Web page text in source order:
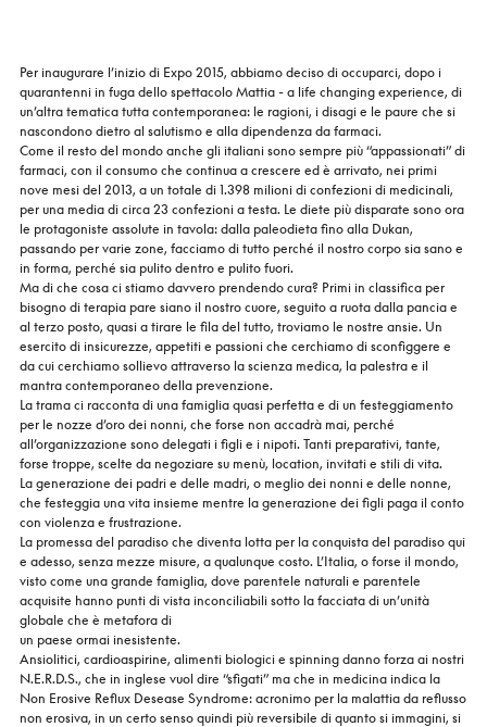
Per inaugurare l’inizio di Expo 2015, abbiamo deciso di occuparci, dopo i
quarantenni in fuga dello spettacolo Mattia - a life changing experience, di
un’altra tematica tutta contemporanea: le ragioni, i disagi e le paure che si
nascondono dietro al salutismo e alla dipendenza da farmaci.
Come il resto del mondo anche gli italiani sono sempre più “appassionati” di
farmaci, con il consumo che continua a crescere ed è arrivato, nei primi
nove mesi del 2013, a un totale di 1.398 milioni di confezioni di medicinali,
per una media di circa 23 confezioni a testa. Le diete più disparate sono ora
le protagoniste assolute in tavola: dalla paleodieta fino alla Dukan,
passando per varie zone, facciamo di tutto perché il nostro corpo sia sano e
in forma, perché sia pulito dentro e pulito fuori.
Ma di che cosa ci stiamo davvero prendendo cura? Primi in classifica per
bisogno di terapia pare siano il nostro cuore, seguito a ruota dalla pancia e
al terzo posto, quasi a tirare le fila del tutto, troviamo le nostre ansie. Un
esercito di insicurezze, appetiti e passioni che cerchiamo di sconfiggere e
da cui cerchiamo sollievo attraverso la scienza medica, la palestra e il
mantra contemporaneo della prevenzione.
La trama ci racconta di una famiglia quasi perfetta e di un festeggiamento
per le nozze d’oro dei nonni, che forse non accadrà mai, perché
all’organizzazione sono delegati i figli e i nipoti. Tanti preparativi, tante,
forse troppe, scelte da negoziare su menù, location, invitati e stili di vita.
La generazione dei padri e delle madri, o meglio dei nonni e delle nonne,
che festeggia una vita insieme mentre la generazione dei figli paga il conto
con violenza e frustrazione.
La promessa del paradiso che diventa lotta per la conquista del paradiso qui
e adesso, senza mezze misure, a qualunque costo. L’Italia, o forse il mondo,
visto come una grande famiglia, dove parentele naturali e parentele
acquisite hanno punti di vista inconciliabili sotto la facciata di un’unità
globale che è metafora di
un paese ormai inesistente.
Ansiolitici, cardioaspirine, alimenti biologici e spinning danno forza ai nostri
N.E.R.D.S., che in inglese vuol dire “sfigati” ma che in medicina indica la
Non Erosive Reflux Desease Syndrome: acronimo per la malattia da reflusso
non erosiva, in un certo senso quindi più reversibile di quanto si immagini, si